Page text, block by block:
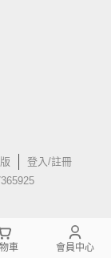
登入/註冊
車 會員中心